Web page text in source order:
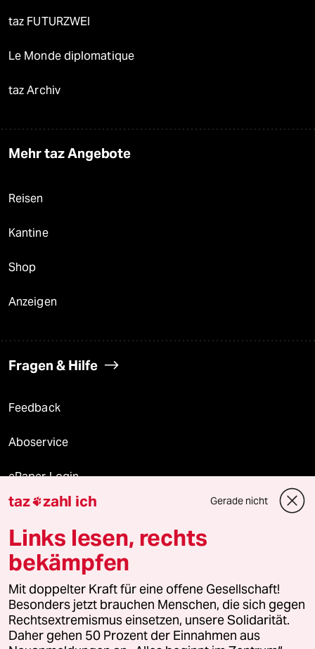
taz FUTURZWEI
Le Monde diplomatique
taz Archiv
Mehr taz Angebote
Reisen
Kantine
Shop
Anzeigen
Fragen & Hilfe
Feedback
Aboservice
ePaper Login
Downloads für Abonnierende
© 2026 taz Verlags und Vertriebs GmbH
Alle Rechte vorbehalten. Bei rechtlichen Fragen oder für Genehmigungen
wenden Sie sich bitte an lizenzen@taz.de
Feedback Redaktionsstatut Kommune-Richtlinien
taz zahl ich Gerade nicht
Links lesen, rechts
bekämpfen
Mit doppelter Kraft für eine offene Gesellschaft!
Besonders jetzt brauchen Menschen, die sich gegen
Rechtsextremismus einsetzen, unsere Solidarität.
Daher gehen 50 Prozent der Einnahmen aus